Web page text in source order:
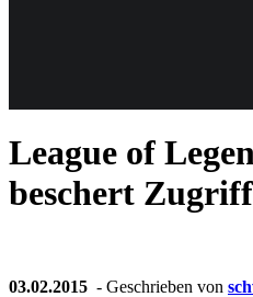
League of
beschert
03.02.2015 - Geschrieben von